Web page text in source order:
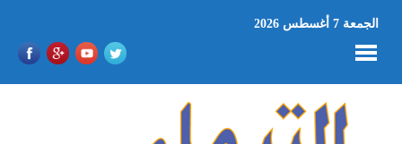
الجمعة 7 أغسطس 2026